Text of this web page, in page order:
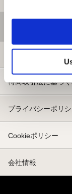
特商取引法に基づ
プライバシーポリ
Cookieポリシー
会社情報